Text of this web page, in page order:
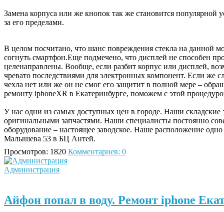
Замена корпуса или же кнопок так же становится популярной
за его пределами.
В целом посчитано, что шанс повреждения стекла на данной
согнуть смартфон.Еще подмечено, что дисплей не способен
целенаправлены. Вообще, если разбит корпус или дисплей,
чревато последствиями для электронных компонент. Если же
чехла нет или же он не смог его защитит в полной мере –
ремонту iphoneXR в Екатеринбурге, поможем с этой
У нас одни из самых доступных цен в городе. Наши
оригинальными запчастями. Наши специалисты постоянно
оборудование – настоящее заводское. Наше расположение
Малышева 53 в БЦ Антей.
Просмотров: 1820 Комментариев: 0
Администрация
Айфон попал в воду. Ремонт iphone